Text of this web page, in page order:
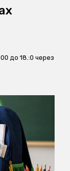
до 18.:0 через